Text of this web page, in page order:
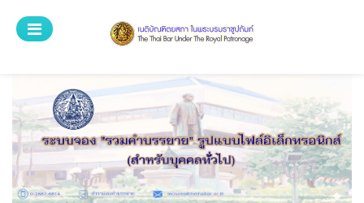
ระบบศูนย์บริการ
สำหรับเจ้าหน้าที่
ลงทะเบียน
เข้าสู่ระบบ